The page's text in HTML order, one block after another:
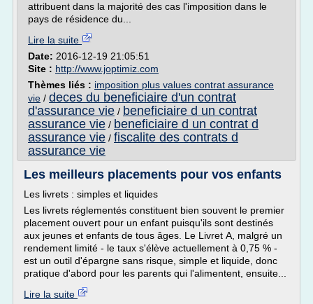
attribuent dans la majorité des cas l'imposition dans le
pays de résidence du...
Lire la suite
Date: 2016-12-19 21:05:51
Site : http://www.joptimiz.com
Thèmes liés : imposition plus values contrat assurance
vie / deces du beneficiaire d'un contrat
d'assurance vie / beneficiaire d un contrat
assurance vie / beneficiaire d un contrat d
assurance vie / fiscalite des contrats d
assurance vie
Les meilleurs placements pour vos enfants
Les livrets : simples et liquides
Les livrets réglementés constituent bien souvent le premier
placement ouvert pour un enfant puisqu'ils sont destinés
aux jeunes et enfants de tous âges. Le Livret A, malgré un
rendement limité - le taux s'élève actuellement à 0,75 % -
est un outil d'épargne sans risque, simple et liquide, donc
pratique d'abord pour les parents qui l'alimentent, ensuite...
Lire la suite